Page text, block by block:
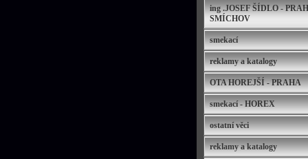
ing .JOSEF ŠÍDLO -
SMÍCHOV
smekací
reklamy a katalogy
OTA HOREJŠÍ - PRAHA
smekací - HOREX
ostatní věci
reklamy a katalogy